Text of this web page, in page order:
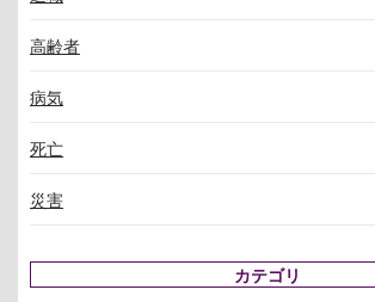
高齢者
病気
死亡
災害
カテゴリ